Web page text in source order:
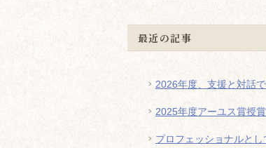
最近の記事
2026年度、支援と対話
2025年度アーユス賞授賞
プロフェッショナルと